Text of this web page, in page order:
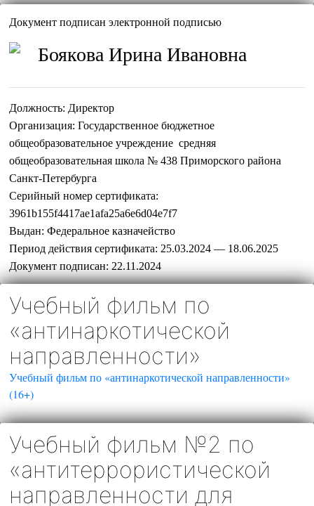
Документ подписан электронной подписью
Боякова Ирина Ивановна
Должность: Директор
Организация: Государственное бюджетное
общеобразовательное учреждение средняя
общеобразовательная школа № 438 Приморского района
Санкт-Петербурга
Серийный номер сертификата:
3961b155f4417ae1afa25a6e6d04e7f7
Выдан: Федеральное казначейство
Период действия сертификата: 25.03.2024 — 18.06.2025
Документ подписан: 22.11.2024
Учебный фильм по
«антинаркотической
направленности»
Учебный фильм по «антинаркотической направленности»
(16+)
Учебный фильм №2 по
«антитеррористической
направленности для